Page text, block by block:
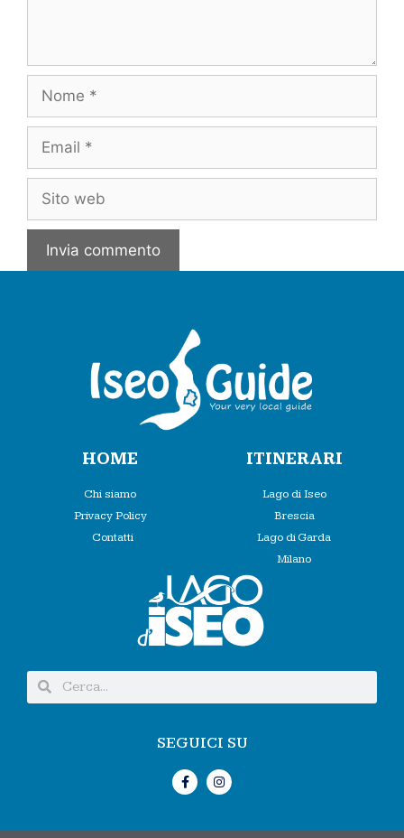
HOME
Chi siamo
Privacy Policy
Contatti
ITINERARI
Lago di Iseo
Brescia
Lago di Garda
Milano
SEGUICI SU